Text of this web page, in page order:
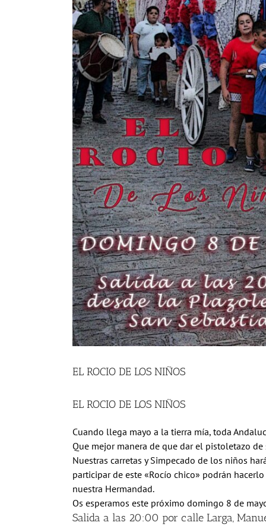
EL ROCIO DE LOS NIÑOS
EL ROCIO DE LOS NIÑOS
Cuando llega mayo a la tierra mía, toda
Que mejor manera de que dar el pistoletazo
Nuestras carretas y Simpecado de los niños
participar de este «Rocío chico» podrán
nuestra Hermandad.
Os esperamos este próximo domingo 8 de
Salida a las 20:00 por calle Larga,